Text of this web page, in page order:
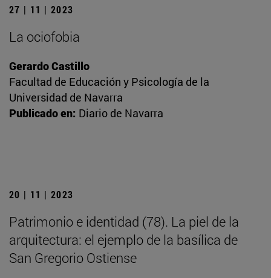
27 | 11 | 2023
La ociofobia
Gerardo Castillo
Facultad de Educación y Psicología de la
Universidad de Navarra
Publicado en: Diario de Navarra
20 | 11 | 2023
Patrimonio e identidad (78). La piel de la
arquitectura: el ejemplo de la basílica de
San Gregorio Ostiense